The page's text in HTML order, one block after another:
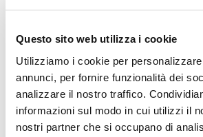
Questo sito web utilizza i cookie
Utilizziamo i cookie per
annunci, per fornire funzionalità dei
analizzare il nostro traffico.
informazioni sul modo in cui utilizzi il
nostri partner che si occupano di
Tata Indigo Misura gomma 175/60-14
Volkswagen Lupo Misura gomma 175/60-14
Volkswagen Lupo Misura gomma 175/60-14
Volkswagen Polo (2000) Misura gomma
Volkswagen Polo (2005) Misura gomma
Volkswagen Polo Polo Variant Misura
Volkswagen Polo (2000) Misura gomma
Volkswagen Polo Variant Misura gomma